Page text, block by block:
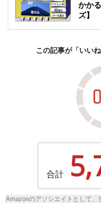
かか
ズ】
この記事が「いい
合計
Amazonのアソシエイトとして